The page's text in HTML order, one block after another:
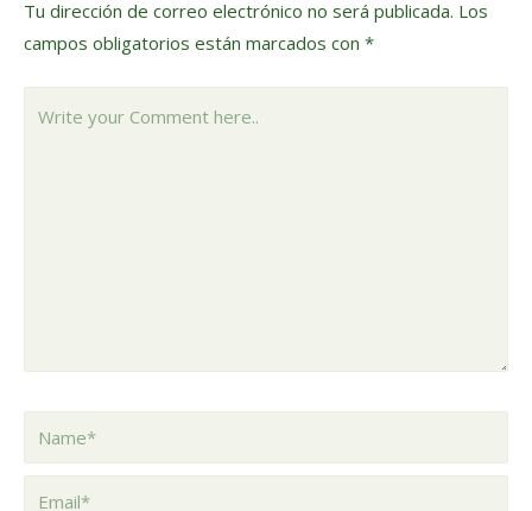
Tu dirección de correo electrónico no será publicada. Los
campos obligatorios están marcados con *